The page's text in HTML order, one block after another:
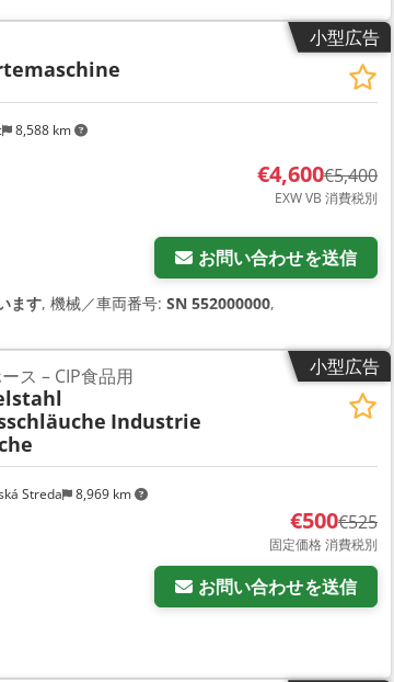
小型広告
8,588 km
€4,600€5,400
EXW VB 消費税別
お問い合わせを送信
ます, 機械／車両番号: SN 552000000,
小型広告
Streda 8,969 km
ス – CIP食品用
Industrie
€500€525
固定価格 消費税別
お問い合わせを送信